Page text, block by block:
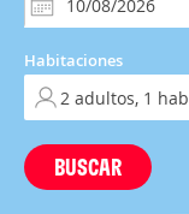
Habitaciones
BUSCAR